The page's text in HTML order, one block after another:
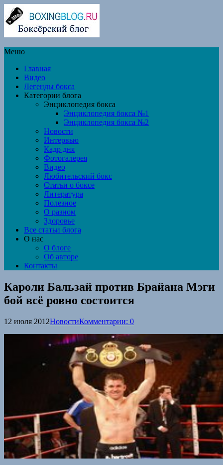
Меню
Главная
Видео
Легенды бокса
Категории блога
Энциклопедия бокса
Энциклопедия бокса №1
Энциклопедия бокса №2
Новости
Интервью
Кадр дня
Фотогалерея
Видео
Любительский бокс
Статьи о боксе
Литература
Полезное
О разном
Здоровье
Все статьи блога
О нас
О блоге
Об авторе
Контакты
Кароли Бальзай против Брайана Мэги
бой всё ровно состоится
12 июля 2012НовостиКомментарии: 0